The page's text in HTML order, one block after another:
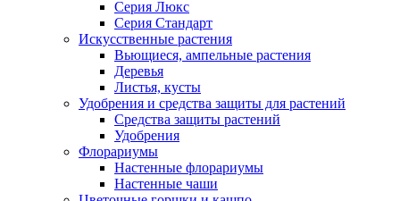
Серия Люкс
Серия Стандарт
Искусственные растения
Вьющиеся, ампельные растения
Деревья
Листья, кусты
Удобрения и средства защиты для растений
Средства защиты растений
Удобрения
Флорариумы
Настенные флорариумы
Настенные чаши